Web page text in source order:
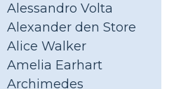
Alessandro Volta
Alexander den Store
Alice Walker
Amelia Earhart
Archimedes